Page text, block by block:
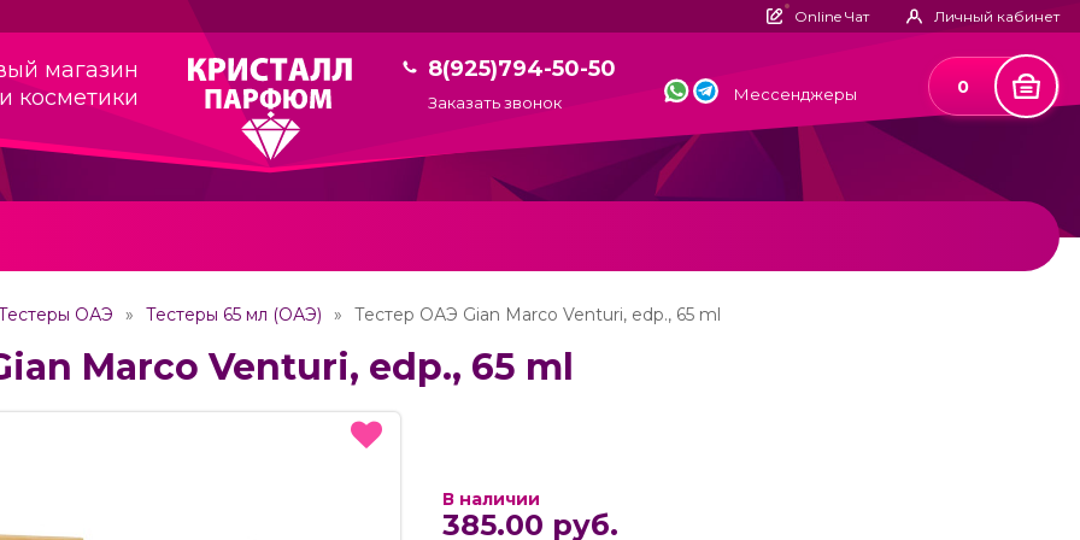
Online Чат Личный кабинет
магазин
косметики
8(925)794-50-50
Заказать звонок Мессенджеры 0
ОАЭ Тестеры 65 мл (ОАЭ) Тестер ОАЭ Gian Marco Venturi, edp., 65 ml
Marco Venturi, edp., 65 ml
В наличии
385.00 руб.